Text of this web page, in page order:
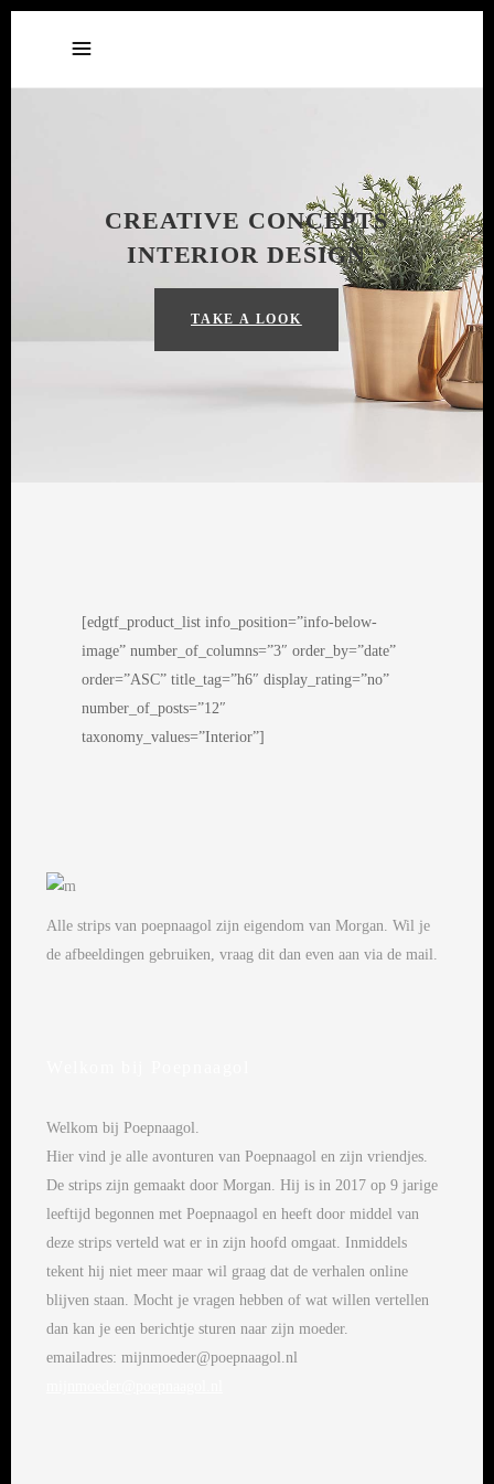
CREATIVE CONCEPTS
INTERIOR DESIGN
TAKE A LOOK
[edgtf_product_list info_position=”info-below-
image” number_of_columns=”3″ order_by=”date”
order=”ASC” title_tag=”h6″ display_rating=”no”
number_of_posts=”12″
taxonomy_values=”Interior”]
Alle strips van poepnaagol zijn eigendom van Morgan. Wil je
de afbeeldingen gebruiken, vraag dit dan even aan via de mail.
Welkom bij Poepnaagol.
Hier vind je alle avonturen van Poepnaagol en zijn vriendjes.
De strips zijn gemaakt door Morgan. Hij is in 2017 op 9 jarige
leeftijd begonnen met Poepnaagol en heeft door middel van
deze strips verteld wat er in zijn hoofd omgaat. Inmiddels
tekent hij niet meer maar wil graag dat de verhalen online
blijven staan. Mocht je vragen hebben of wat willen vertellen
dan kan je een berichtje sturen naar zijn moeder.
emailadres: mijnmoeder@poepnaagol.nl